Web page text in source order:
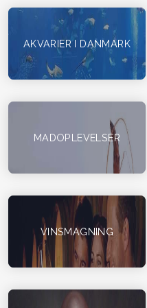
AKVARIER I DANMARK
MADOPLEVELSER
VINSMAGNING